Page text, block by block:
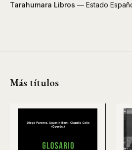
Tarahumara Libros — Estado
Más títulos